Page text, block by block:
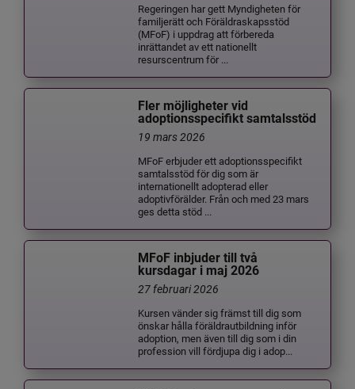
Regeringen har gett Myndigheten för
familjerätt och Föräldraskapsstöd
(MFoF) i uppdrag att förbereda
inrättandet av ett nationellt
resurscentrum för ...
Fler möjligheter vid
adoptionsspecifikt samtalsstöd
19 mars 2026
MFoF erbjuder ett adoptionsspecifikt
samtalsstöd för dig som är
internationellt adopterad eller
adoptivförälder. Från och med 23 mars
ges detta stöd ...
MFoF inbjuder till två
kursdagar i maj 2026
27 februari 2026
Kursen vänder sig främst till dig som
önskar hålla föräldrautbildning inför
adoption, men även till dig som i din
profession vill fördjupa dig i adop...